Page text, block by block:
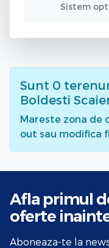
Sistem
Sunt 0
Boldesti
Mareste zona de
out sau modifica
Afla primul
oferte
Aboneaza-te la